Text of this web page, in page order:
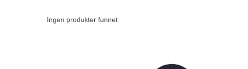
Ingen produkter funnet